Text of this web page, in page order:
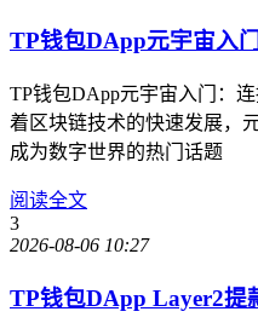
TP钱包DApp元宇宙入
TP钱包DApp元宇宙入门：
着区块链技术的快速发展，
成为数字世界的热门话题
阅读全文
3
2026-08-06 10:27
TP钱包DApp Layer2提